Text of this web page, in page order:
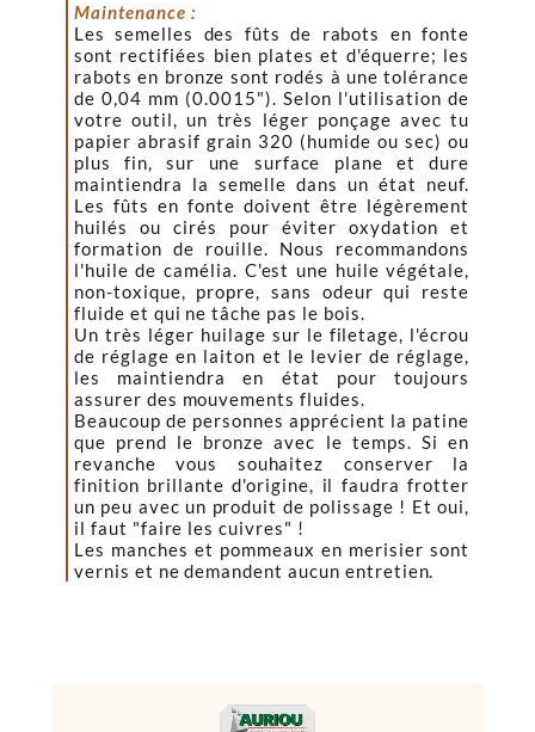
Maintenance :
Les semelles des fûts de rabots en fonte
sont rectifiées bien plates et d'équerre; les
rabots en bronze sont rodés à une tolérance
de 0,04 mm (0.0015"). Selon l'utilisation de
votre outil, un très léger ponçage avec tu
papier abrasif grain 320 (humide ou sec) ou
plus fin, sur une surface plane et dure
maintiendra la semelle dans un état neuf.
Les fûts en fonte doivent être légèrement
huilés ou cirés pour éviter oxydation et
formation de rouille. Nous recommandons
l'huile de camélia. C'est une huile végétale,
non-toxique, propre, sans odeur qui reste
fluide et qui ne tâche pas le bois.
Un très léger huilage sur le filetage, l'écrou
de réglage en laiton et le levier de réglage,
les maintiendra en état pour toujours
assurer des mouvements fluides.
Beaucoup de personnes apprécient la patine
que prend le bronze avec le temps. Si en
revanche vous souhaitez conserver la
finition brillante d'origine, il faudra frotter
un peu avec un produit de polissage ! Et oui,
il faut "faire les cuivres" !
Les manches et pommeaux en merisier sont
vernis et ne demandent aucun entretien.